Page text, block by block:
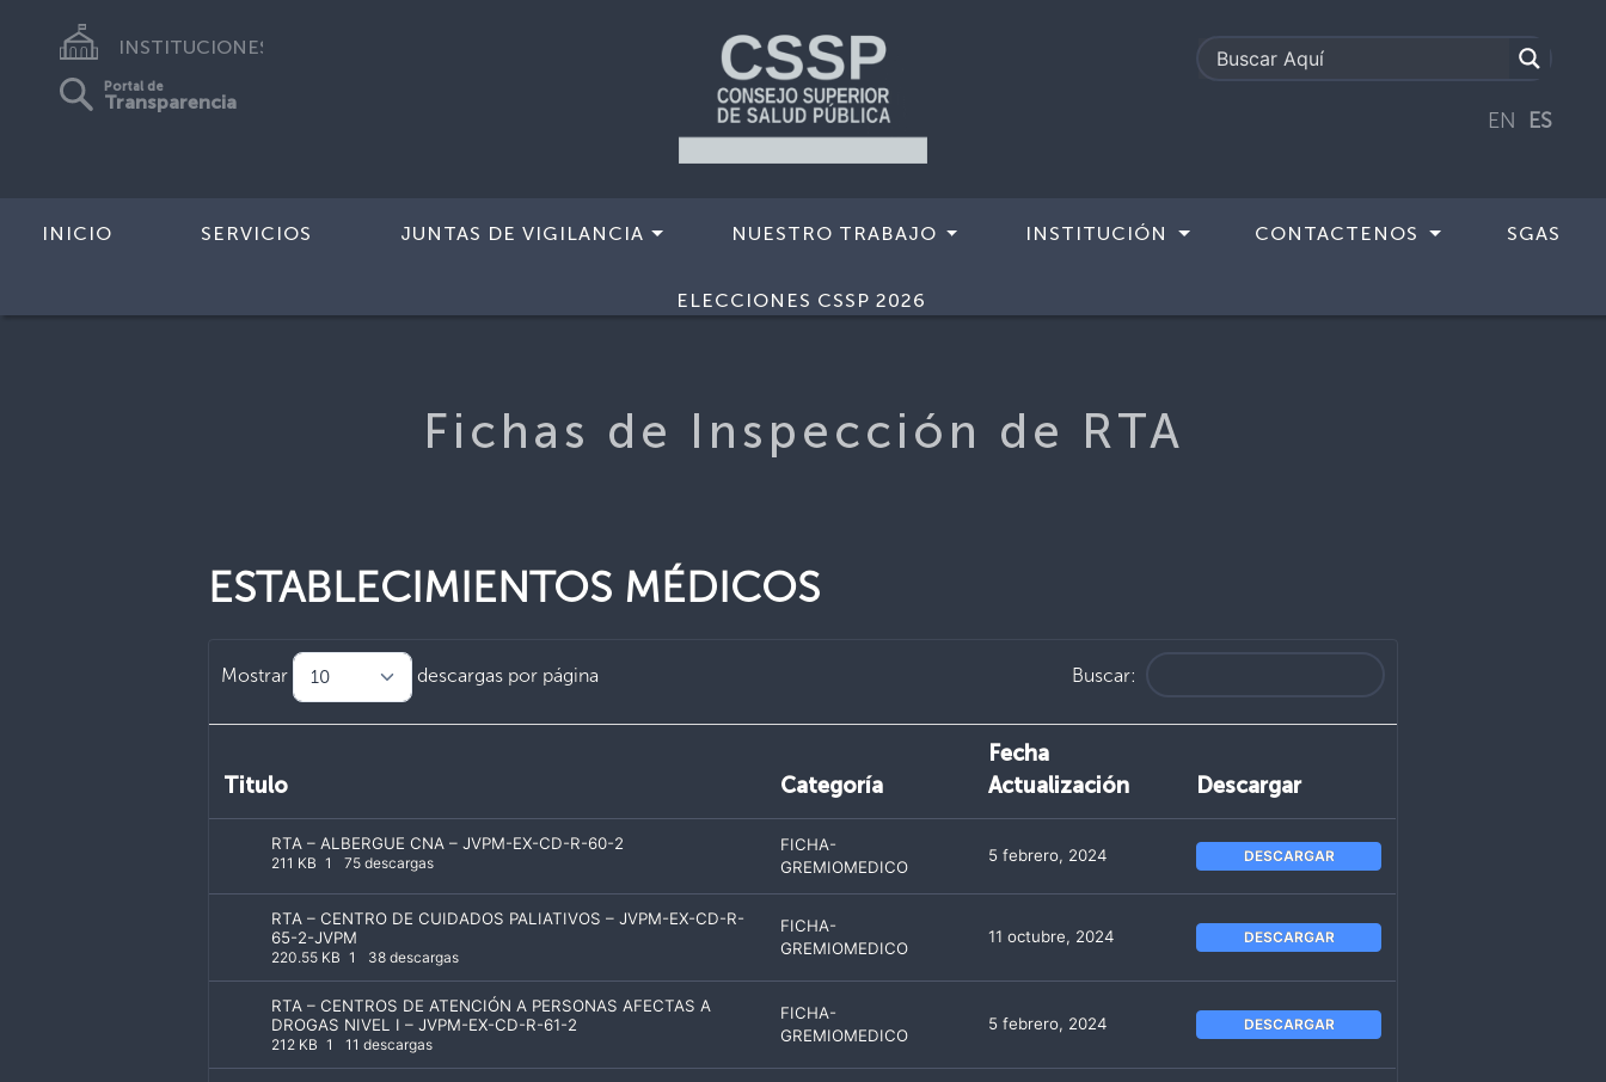
INSTITUCIONES
Portal de
Transparencia
EN ES
INICIO SERVICIOS JUNTAS DE VIGILANCIA NUESTRO TRABAJO INSTITUCIÓN CONTACTENOS SGAS
ELECCIONES CSSP 2026
Fichas de Inspección de RTA
ESTABLECIMIENTOS MÉDICOS
Mostrar descargas por página Buscar:
Titulo Categoría
Fecha
Actualización
Descargar
RTA – ALBERGUE CNA – JVPM-EX-CD-R-60-2
211 KB 1 75 descargas
FICHA-
GREMIOMEDICO
5 febrero, 2024 DESCARGAR
RTA – CENTRO DE CUIDADOS PALIATIVOS – JVPM-EX-CD-R-
65-2-JVPM
220.55 KB 1 38 descargas
FICHA-
GREMIOMEDICO
11 octubre, 2024 DESCARGAR
RTA – CENTROS DE ATENCIÓN A PERSONAS AFECTAS A
DROGAS NIVEL I – JVPM-EX-CD-R-61-2
212 KB 1 11 descargas
FICHA-
GREMIOMEDICO
5 febrero, 2024 DESCARGAR